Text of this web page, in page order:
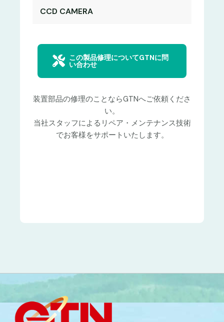
CCD CAMERA
この製品修理についてGTNに問
い合わせ
装置部品の修理のことならGTNへご依頼くださ
い。
当社スタッフによるリペア・メンテナンス技術
でお客様をサポートいたします。